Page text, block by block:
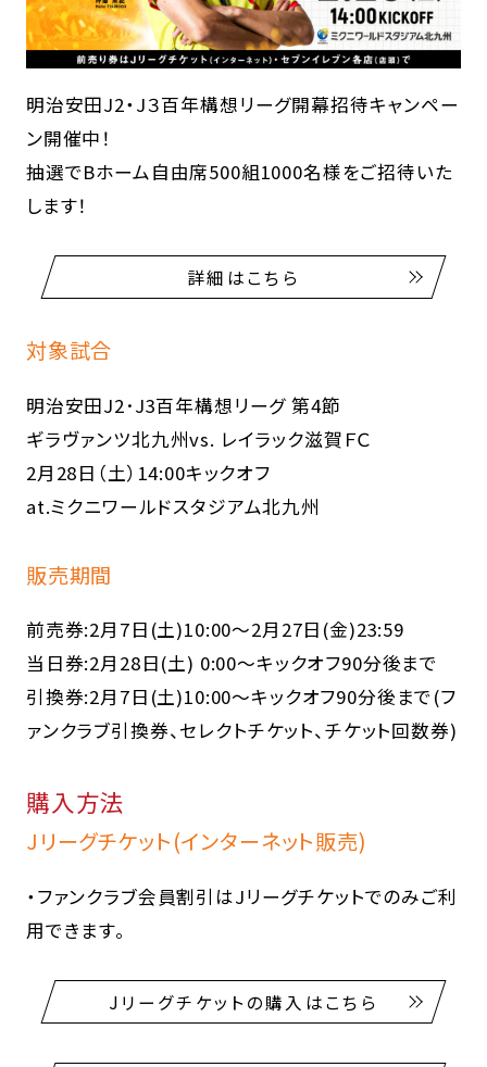
明治安田J2・J３百年構想リーグ開幕招待キャンペー
ン開催中！
抽選でBホーム自由席500組1000名様をご招待いた
します！
詳細はこちら
対象試合
明治安田J2･J3百年構想リーグ 第4節
ギラヴァンツ北九州vs. レイラック滋賀ＦＣ
2月28日（土）14:00キックオフ
at.ミクニワールドスタジアム北九州
販売期間
前売券:2月7日(土)10:00～2月27日(金)23:59
当日券:2月28日(土) 0:00～キックオフ90分後まで
引換券:2月7日(土)10:00～キックオフ90分後まで(フ
ァンクラブ引換券、セレクトチケット、チケット回数券)
購入方法
Jリーグチケット(インターネット販売)
・ファンクラブ会員割引はJリーグチケットでのみご利
用できます。
Jリーグチケットの購入はこちら